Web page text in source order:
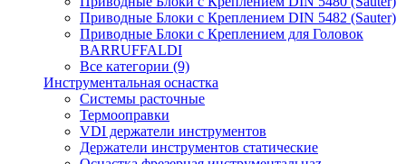
Приводные Блоки с Креплением DIN 5482 (Sauter)
Приводные Блоки с Креплением для Головок
BARRUFFALDI
Все категории (9)
Инструментальная оснастка
Системы расточные
Термооправки
VDI держатели инструментов
Держатели инструментов статические